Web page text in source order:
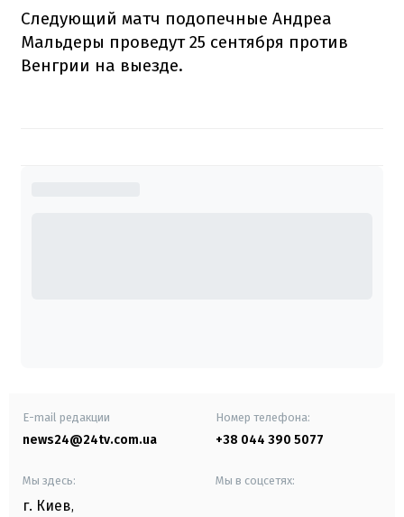
Следующий матч подопечные Андреа
Мальдеры проведут 25 сентября против
Венгрии на выезде.
E-mail редакции
news24@24tv.com.ua
Номер телефона:
+38 044 390 5077
Мы здесь:
г. Киев,
Мы в соцсетях: